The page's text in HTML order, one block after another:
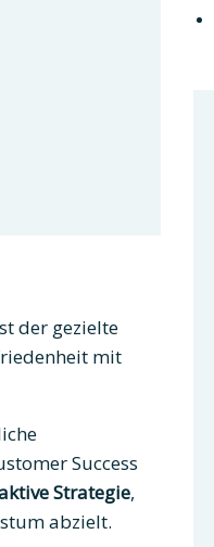
der gezielte
mit
Success
Strategie,
abzielt.